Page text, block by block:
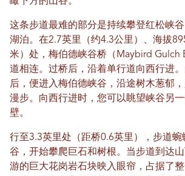
这条步道最难的部分是持续攀登红松峡
湖泊。在2.7英里（约4.3公里）、海拔
米）处，梅伯德峡谷桥（Maybird Gulch
道相连。过桥后，沿着单行道向西行进
后，便进入梅伯德峡谷，沿途树木葱郁
漫步。向西行进时，您可以眺望峡谷另
壁。
行至3.3英里处（距桥0.6英里），步道
谷，开始攀爬巨石和树根。当步道到达
游的巨大花岗岩石块映入眼帘，占据了